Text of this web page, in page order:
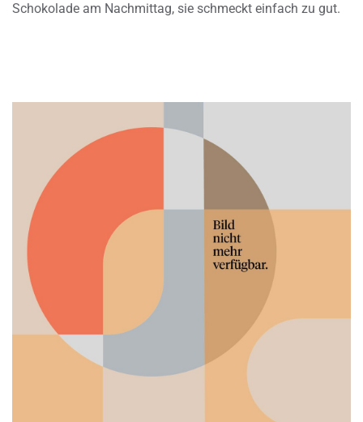
Schokolade am Nachmittag, sie schmeckt einfach zu gut.